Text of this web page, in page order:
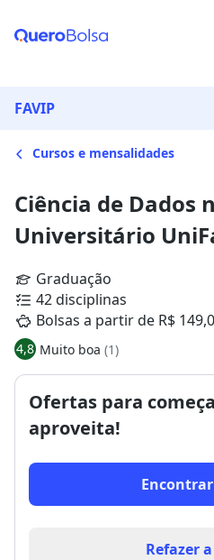
FAVIP
Cursos e mensalidades
Ciência de Dados
Universitário
Graduação
42 disciplinas
Bolsas a partir de R$
4,8 Muito boa (1)
Ofertas para
aproveita!
Refazer